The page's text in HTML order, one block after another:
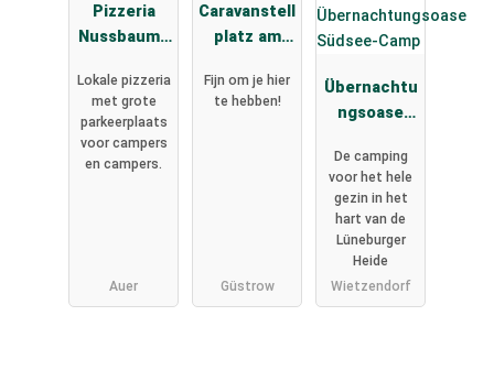
Pizzeria
Nussbaume
Lokale pizzeria
met grote
parkeerplaats
voor campers
en campers.
Auer
Caravanstell
platz am
Fijn om je hier
te hebben!
Güstrow
Übernachtu
ngsoase
Camp
De camping
voor het hele
gezin in het
hart van de
Lüneburger
Heide
Wietzendorf